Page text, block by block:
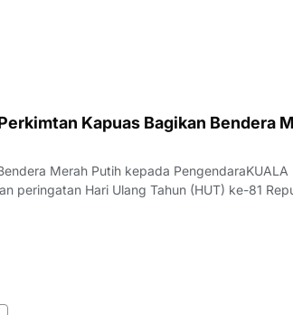
Kapuas Bagikan Bendera
Merah Putih kepada PengendaraKUALA
peringatan Hari Ulang Tahun (HUT) ke-81
dan Pertanahan (Disperkimtan)